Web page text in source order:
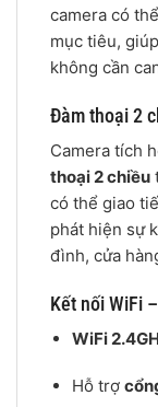
camera có thể
mục tiêu,
không cần
Đàm thoại 2
Camera tích
thoại 2 chiều
có thể giao
phát hiện sự
đình, cửa
Kết nối WiFi
WiFi
Hỗ trợ